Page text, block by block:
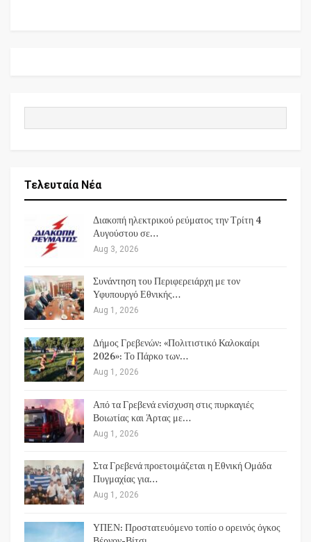
Τελευταία Νέα
Διακοπή ηλεκτρικού ρεύματος την Τρίτη 4
Αυγούστου σε…
Aug 3, 2026
Συνάντηση του Περιφερειάρχη με τον
Υφυπουργό Εθνικής…
Aug 1, 2026
Δήμος Γρεβενών: «Πολιτιστικό Καλοκαίρι
2026»: Το Πάρκο των…
Aug 1, 2026
Από τα Γρεβενά ενίσχυση στις πυρκαγιές
Βοιωτίας και Άρτας με…
Aug 1, 2026
Στα Γρεβενά προετοιμάζεται η Εθνική Ομάδα
Πυγμαχίας για…
Aug 1, 2026
ΥΠΕΝ: Προστατευόμενο τοπίο ο ορεινός όγκος